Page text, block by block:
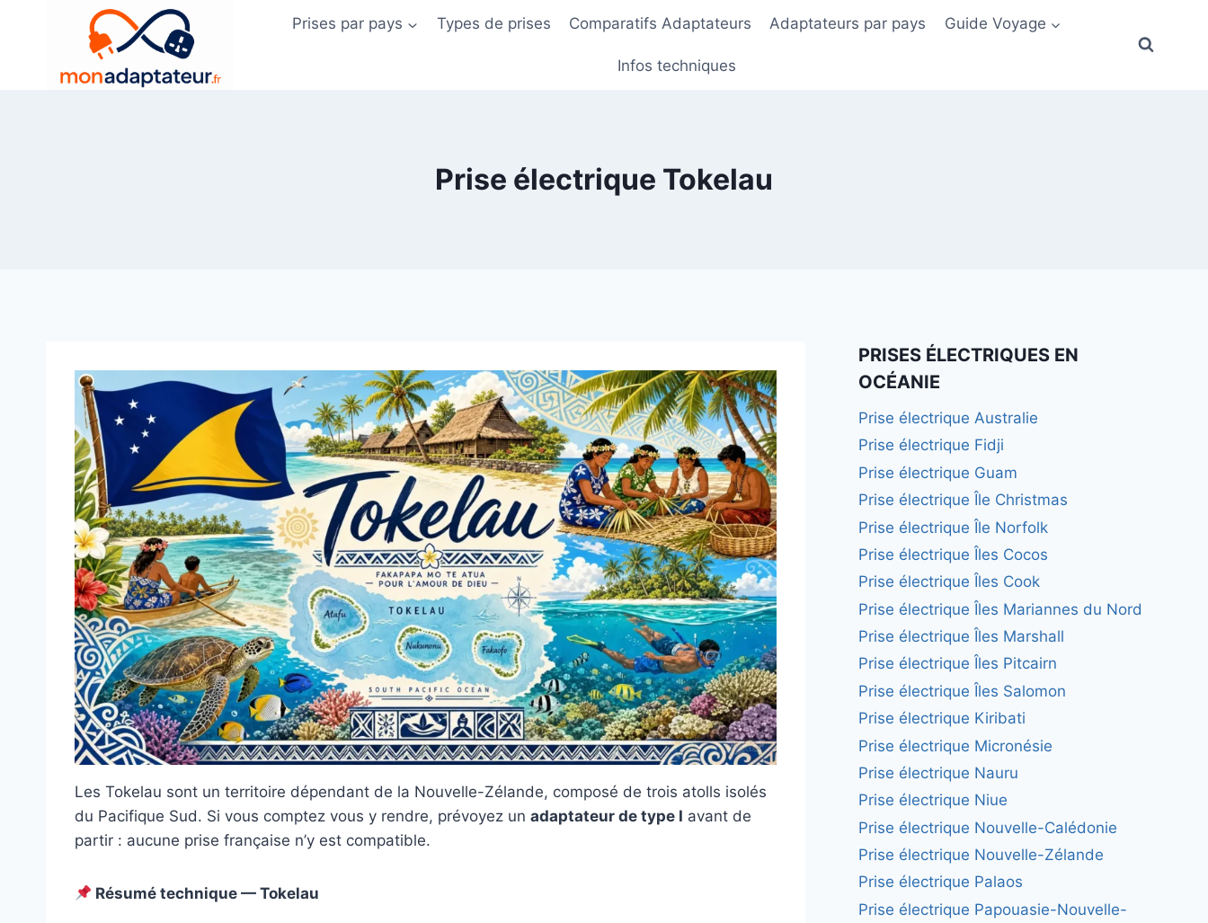
Prises par pays Types de prises Comparatifs Adaptateurs Adaptateurs par pays Guide Voyage
Infos techniques
Prise électrique Tokelau
Les Tokelau sont un territoire dépendant de la Nouvelle-Zélande, composé de trois atolls isolés
du Pacifique Sud. Si vous comptez vous y rendre, prévoyez un adaptateur de type I avant de
partir : aucune prise française n’y est compatible.
Résumé technique — Tokelau
PRISES ÉLECTRIQUES EN
OCÉANIE
Prise électrique Australie
Prise électrique Fidji
Prise électrique Guam
Prise électrique Île Christmas
Prise électrique Île Norfolk
Prise électrique Îles Cocos
Prise électrique Îles Cook
Prise électrique Îles Mariannes du Nord
Prise électrique Îles Marshall
Prise électrique Îles Pitcairn
Prise électrique Îles Salomon
Prise électrique Kiribati
Prise électrique Micronésie
Prise électrique Nauru
Prise électrique Niue
Prise électrique Nouvelle-Calédonie
Prise électrique Nouvelle-Zélande
Prise électrique Palaos
Prise électrique Papouasie-Nouvelle-